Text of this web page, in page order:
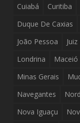
Cuiabá
Curitiba
Duque De Caxias
João Pessoa
Londrina
Maceió
Minas Gerais
Navegantes
Nova Iguaçu